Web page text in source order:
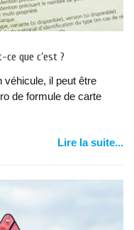
ce que c’est ?
véhicule, il peut être
de formule de carte
Lire la suite...